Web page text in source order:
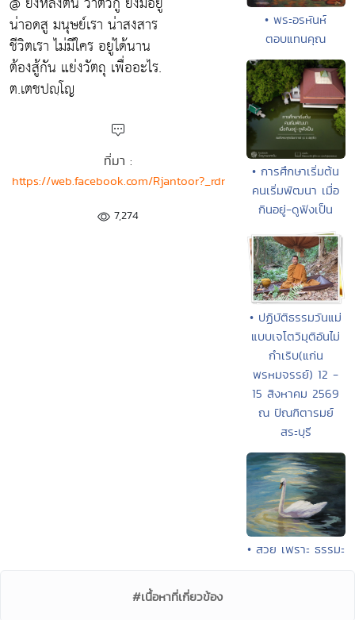
น่าอดสู มนุษย์เรา น่าสงสาร
ชีวิตเรา ไม่มีใคร อยู่ได้นาน
ต้องสู้กัน แย่งวัตถุ เพื่ออะไร.
ต.เตชปญฺโญ
ที่มา :
https://web.facebook.com/Rjantoor?_rdr
7,274
• พระอรหันห์
ตอบแทนคุณ
• การศึกษาเริ่มต้น
คนเริ่มพัฒนา เมื่อ
กินอยู่-ดูฟังเป็น
• ปฏิบัติธรรมวันแม่
แบบเจโตวิมุติอันไม่
กำเริบ(แก่น
พรหมจรรย์) 12 -
15 สิงหาคม 2569
ณ ปัณฑิตารมย์
สระบุรี
• สวย เพราะ ธรรมะ
#เนื้อหาที่เกี่ยวข้อง